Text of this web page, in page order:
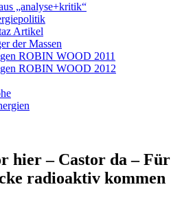
„analyse+kritik“
Artikel
der Massen
ROBIN WOOD 2011
ROBIN WOOD 2012
hier – Castor da – Für
radioaktiv kommen